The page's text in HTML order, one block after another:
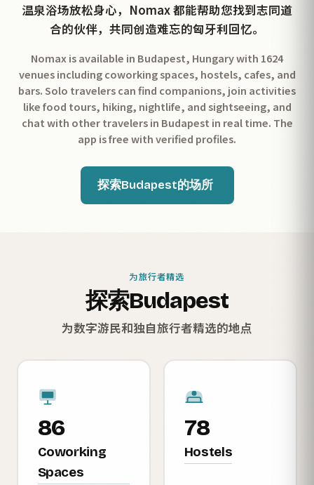
温泉浴场放松身心，Nomax 都能帮助您找到志同道
合的伙伴，共同创造难忘的匈牙利回忆。
Nomax is available in Budapest, Hungary with 1624
venues including coworking spaces, hostels, cafes, and
bars. Solo travelers can find companions, join activities
like food tours, hiking, nightlife, and sightseeing, and
chat with other travelers in Budapest in real time. The
app is free with verified profiles.
探索Budapest的场所
为旅行者精选
探索Budapest
为数字游民和独自旅行者精选的地点
86
Coworking
Spaces
78
Hostels